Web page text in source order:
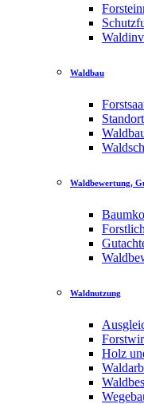
Waldbau
Waldbewertung,
Waldnutzung
Holz